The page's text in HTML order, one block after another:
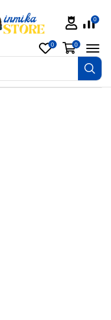
0
0 0